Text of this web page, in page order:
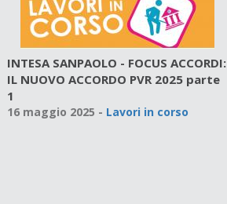
INTESA SANPAOLO - FOCUS ACCORDI:
IL NUOVO ACCORDO PVR 2025 parte
1
16 maggio 2025 - Lavori in corso